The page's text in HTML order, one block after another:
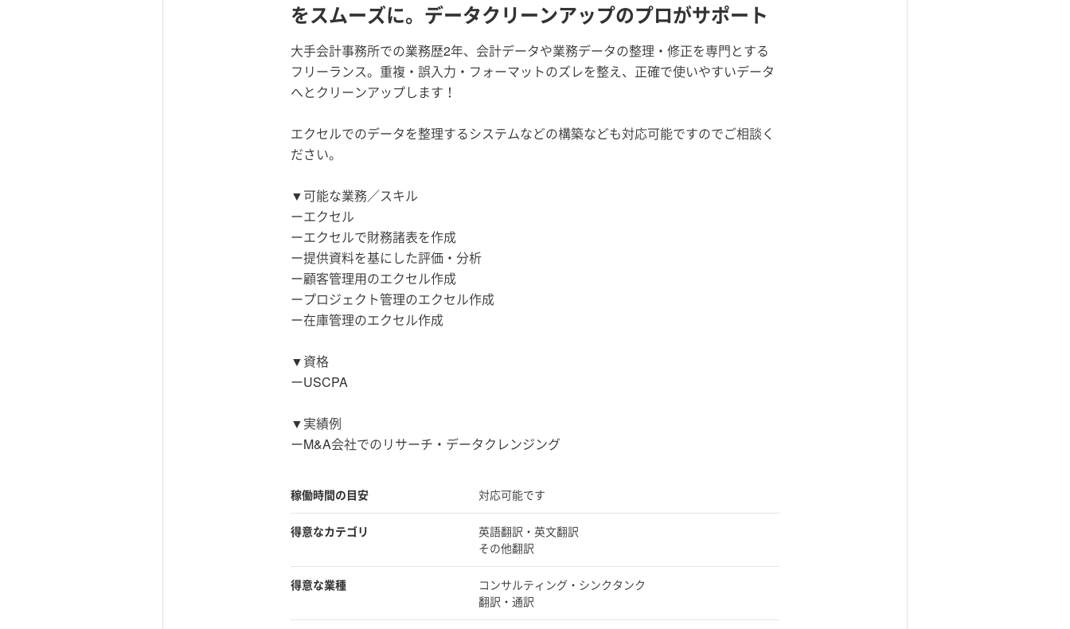
をスムーズに。データクリーンアップのプロがサポート
大手会計事務所での業務歴2年、会計データや業務データの整理・修正を専門とする
フリーランス。重複・誤入力・フォーマットのズレを整え、正確で使いやすいデータ
へとクリーンアップします！
エクセルでのデータを整理するシステムなどの構築なども対応可能ですのでご相談く
ださい。
▼可能な業務／スキル
ーエクセル
ーエクセルで財務諸表を作成
ー提供資料を基にした評価・分析
ー顧客管理用のエクセル作成
ープロジェクト管理のエクセル作成
ー在庫管理のエクセル作成
▼資格
ーUSCPA
▼実績例
ーM&A会社でのリサーチ・データクレンジング
稼働時間の目安 対応可能です
得意なカテゴリ
英語翻訳・英文翻訳
その他翻訳
得意な業種
コンサルティング・シンクタンク
翻訳・通訳